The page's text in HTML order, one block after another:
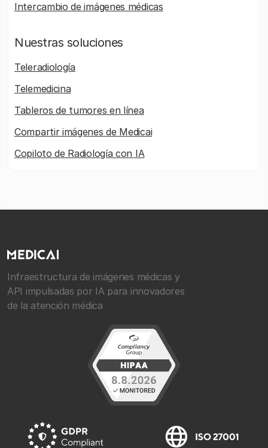
Intercambio de imágenes médicas
Nuestras soluciones
Teleradiología
Telemedicina
Tableros de tumores en línea
Compartir imágenes de Medicai
Copiloto de Radiología con IA
Infraestructura de imágenes médicas y
API impulsadas por IA para innovadores
de la atención médica